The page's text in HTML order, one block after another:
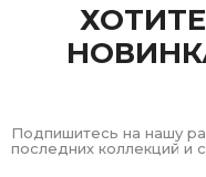
Подпишитесь на нашу
последних коллекций и